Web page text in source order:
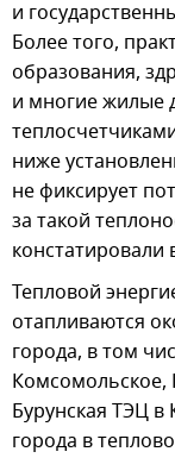
и
Более того,
образования,
и многие жилые
ниже
не фиксирует
за такой
Тепловой
отапливаются
города, в том
Комсомольское,
Бурунская ТЭЦ в
города в